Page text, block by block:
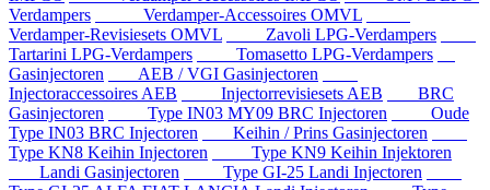
Verdampers
Verdamper-Accessoires OMVL
Verdamper-Revisiesets OMVL
Zavoli LPG-Verdampers
Tartarini LPG-Verdampers
Tomasetto LPG-Verdampers
Gasinjectoren
AEB / VGI Gasinjectoren
Injectoraccessoires AEB
Injectorrevisiesets AEB
BRC
Gasinjectoren
Type IN03 MY09 BRC Injectoren
Oude
Type IN03 BRC Injectoren
Keihin / Prins Gasinjectoren
Type KN8 Keihin Injectoren
Type KN9 Keihin Injektoren
Landi Gasinjectoren
Type GI-25 Landi Injectoren